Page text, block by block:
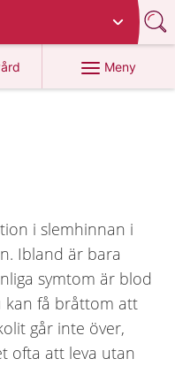
Meny
i slemhinnan i
Ibland är bara
symtom är blod
kan få bråttom att
går inte över,
ofta att leva utan